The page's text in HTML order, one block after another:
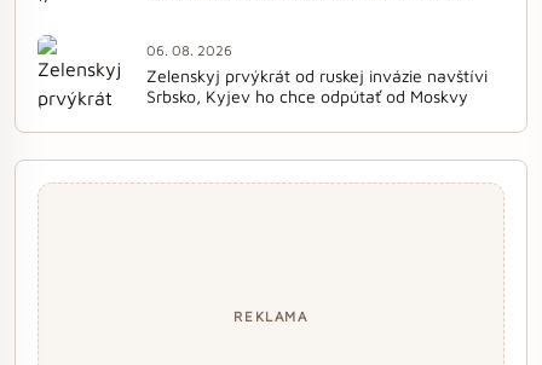
06. 08. 2026
Zelenskyj prvýkrát od ruskej invázie navštívi
Srbsko, Kyjev ho chce odpútať od Moskvy
REKLAMA